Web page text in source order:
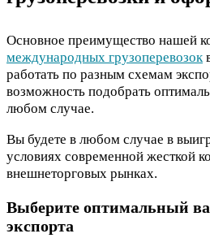
Основное преимущество нашей
международных грузоперевозок
работать по разным схемам
возможность подобрать
любом случае.
Вы будете в любом случае в
условиях современной жесткой
внешнеторговых рынках.
Выберите оптимальный
экспорта